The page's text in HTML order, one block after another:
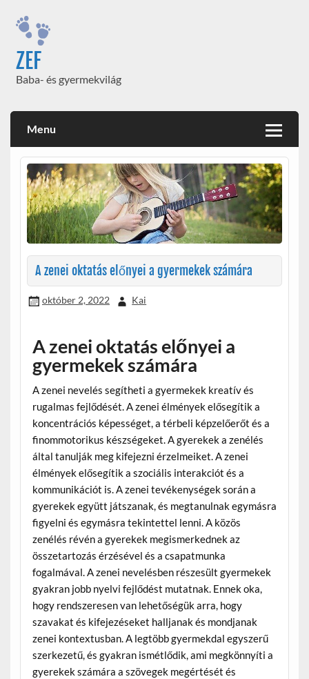
content
ZEF
Baba- és gyermekvilág
Menu
A zenei oktatás előnyei a gyermekek számára
október 2, 2022 Kai
A zenei oktatás előnyei a
gyermekek számára
A zenei nevelés segítheti a gyermekek kreatív és
rugalmas fejlődését. A zenei élmények elősegítik a
koncentrációs képességet, a térbeli képzelőerőt és a
finommotorikus készségeket. A gyerekek a zenélés
által tanulják meg kifejezni érzelmeiket. A zenei
élmények elősegítik a szociális interakciót és a
kommunikációt is. A zenei tevékenységek során a
gyerekek együtt játszanak, és megtanulnak egymásra
figyelni és egymásra tekintettel lenni. A közös
zenélés révén a gyerekek megismerkednek az
összetartozás érzésével és a csapatmunka
fogalmával. A zenei nevelésben részesült gyermekek
gyakran jobb nyelvi fejlődést mutatnak. Ennek oka,
hogy rendszeresen van lehetőségük arra, hogy
szavakat és kifejezéseket halljanak és mondjanak
zenei kontextusban. A legtöbb gyermekdal egyszerű
szerkezetű, és gyakran ismétlődik, ami megkönnyíti a
gyerekek számára a szövegek megértését és